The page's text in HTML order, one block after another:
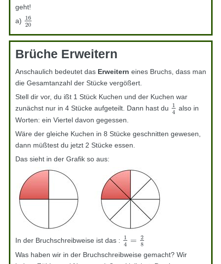
geht!
a)
16
20
1620
Brüche Erweitern
Anschaulich bedeutet das Erweitern eines Bruchs, dass man
die Gesamtanzahl der Stücke vergößert.
Stell dir vor, du ißt 1 Stück Kuchen und der Kuchen war
zunächst nur in 4 Stücke aufgeteilt. Dann hast du
1
4
14 also in
Worten: ein Viertel davon gegessen.
Wäre der gleiche Kuchen in 8 Stücke geschnitten gewesen,
dann müßtest du jetzt 2 Stücke essen.
Das sieht in der Grafik so aus:
In der Bruchschreibweise ist das :
1
4
= 2
8
14 =2 8
Was haben wir in der Bruchschreibweise gemacht? Wir